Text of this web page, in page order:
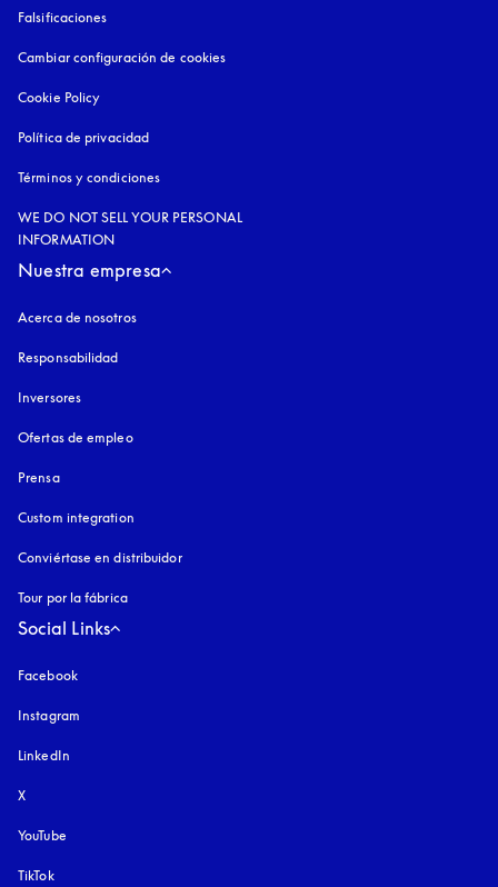
Falsificaciones
Cambiar configuración de cookies
Cookie Policy
Política de privacidad
Términos y condiciones
WE DO NOT SELL YOUR PERSONAL
INFORMATION
Nuestra empresa
Acerca de nosotros
Responsabilidad
Inversores
Ofertas de empleo
Prensa
Custom integration
Conviértase en distribuidor
Tour por la fábrica
Social Links
Facebook
Instagram
LinkedIn
X
YouTube
TikTok